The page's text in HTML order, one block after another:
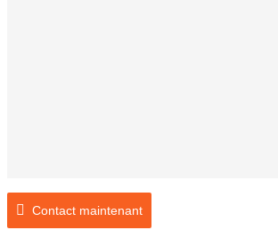
Contact maintenant